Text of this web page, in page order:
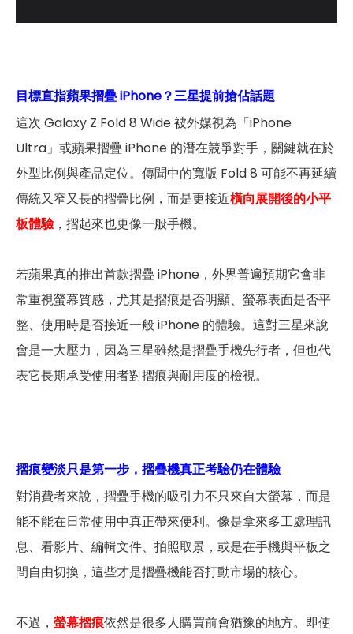
目標直指蘋果摺疊 iPhone？三星提前搶佔話題
這次 Galaxy Z Fold 8 Wide 被外媒視為「iPhone
Ultra」或蘋果摺疊 iPhone 的潛在競爭對手，關鍵就在於
外型比例與產品定位。傳聞中的寬版 Fold 8 可能不再延續
傳統又窄又長的摺疊比例，而是更接近橫向展開後的小平
板體驗，摺起來也更像一般手機。
若蘋果真的推出首款摺疊 iPhone，外界普遍預期它會非
常重視螢幕質感，尤其是摺痕是否明顯、螢幕表面是否平
整、使用時是否接近一般 iPhone 的體驗。這對三星來說
會是一大壓力，因為三星雖然是摺疊手機先行者，但也代
表它長期承受使用者對摺痕與耐用度的檢視。
摺痕變淡只是第一步，摺疊機真正考驗仍在體驗
對消費者來說，摺疊手機的吸引力不只來自大螢幕，而是
能不能在日常使用中真正帶來便利。像是拿來多工處理訊
息、看影片、編輯文件、拍照取景，或是在手機與平板之
間自由切換，這些才是摺疊機能否打動市場的核心。
不過， 螢幕摺痕依然是很多人購買前會猶豫的地方。即使